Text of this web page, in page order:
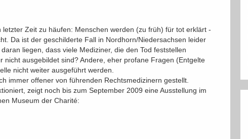
letzter Zeit zu häufen: Menschen werden (zu früh) für tot erklärt -
Da ist der geschilderte Fall in Nordhorn/Niedersachsen leider
liegen, dass viele Mediziner, die den Tod feststellen
nicht ausgebildet sind? Andere, eher profane Fragen (Entgelte
nicht weiter ausgeführt werden.
immer offener von führenden Rechtsmedizinern gestellt.
zeigt noch bis zum September 2009 eine Ausstellung im
Museum der Charité: